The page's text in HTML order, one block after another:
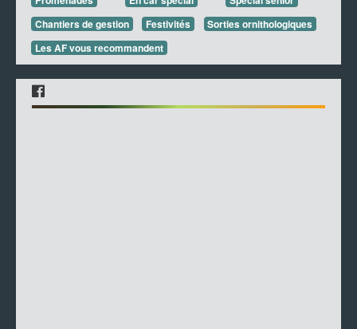
Chantiers de gestion
Festivités
Sorties ornithologiques
Les AF vous recommandent